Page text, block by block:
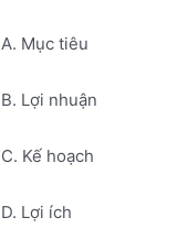
A. Mục tiêu
B. Lợi nhuận
C. Kế hoạch
D. Lợi ích